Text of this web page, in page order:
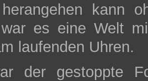
kann
es eine Welt
laufenden Uhren.
der gestoppte